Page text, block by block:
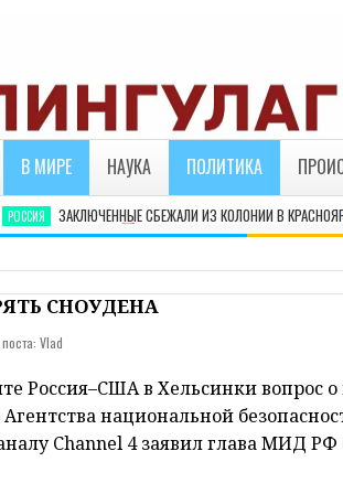
return; } //Date-Time if (StyleDate) {
myclock += DaysOfWeek[day]+',
{ myclock += ''+hours+':'+minutes; } if
return; } //end edit by RBO Team // Write
liveclock.document.close(); }
myclock; } if (myupdate != 0) {
В МИРЕ НАУКА ПОЛИТИКА
ЗАКЛЮЧЕННЫЕ СБЕЖАЛИ ИЗ КОЛОНИИ В
СНОУДЕНА
Vlad
Россия–США в Хельсинки вопрос
национальной
Channel 4 заявил глава МИД РФ